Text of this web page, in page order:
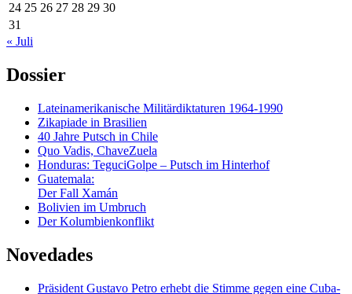
24 25 26 27 28 29 30
31
« Juli
Dossier
Lateinamerikanische Militärdiktaturen 1964-1990
Zikapiade in Brasilien
40 Jahre Putsch in Chile
Quo Vadis, ChaveZuela
Honduras: TeguciGolpe – Putsch im Hinterhof
Guatemala:
Der Fall Xamán
Bolivien im Umbruch
Der Kolumbienkonflikt
Novedades
Präsident Gustavo Petro erhebt die Stimme gegen eine Cuba-